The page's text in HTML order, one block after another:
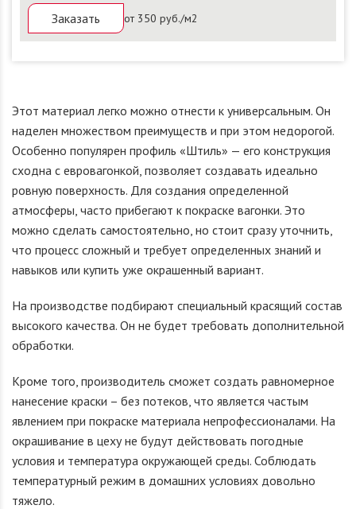
Заказать от 350 руб./м2
Этот материал легко можно отнести к универсальным. Он
наделен множеством преимуществ и при этом недорогой.
Особенно популярен профиль «Штиль» — его конструкция
сходна с евровагонкой, позволяет создавать идеально
ровную поверхность. Для создания определенной
атмосферы, часто прибегают к покраске вагонки. Это
можно сделать самостоятельно, но стоит сразу уточнить,
что процесс сложный и требует определенных знаний и
навыков или купить уже окрашенный вариант.
На производстве подбирают специальный красящий состав
высокого качества. Он не будет требовать дополнительной
обработки.
Кроме того, производитель сможет создать равномерное
нанесение краски – без потеков, что является частым
явлением при покраске материала непрофессионалами. На
окрашивание в цеху не будут действовать погодные
условия и температура окружающей среды. Соблюдать
температурный режим в домашних условиях довольно
тяжело.